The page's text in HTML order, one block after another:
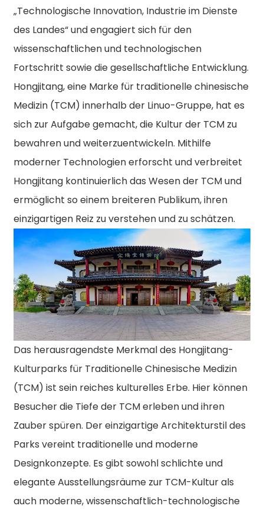
„Technologische Innovation, Industrie im Dienste
des Landes“ und engagiert sich für den
wissenschaftlichen und technologischen
Fortschritt sowie die gesellschaftliche Entwicklung.
Hongjitang, eine Marke für traditionelle chinesische
Medizin (TCM) innerhalb der Linuo-Gruppe, hat es
sich zur Aufgabe gemacht, die Kultur der TCM zu
bewahren und weiterzuentwickeln. Mithilfe
moderner Technologien erforscht und verbreitet
Hongjitang kontinuierlich das Wesen der TCM und
ermöglicht so einem breiteren Publikum, ihren
einzigartigen Reiz zu verstehen und zu schätzen.
Das herausragendste Merkmal des Hongjitang-
Kulturparks für Traditionelle Chinesische Medizin
(TCM) ist sein reiches kulturelles Erbe. Hier können
Besucher die Tiefe der TCM erleben und ihren
Zauber spüren. Der einzigartige Architekturstil des
Parks vereint traditionelle und moderne
Designkonzepte. Es gibt sowohl schlichte und
elegante Ausstellungsräume zur TCM-Kultur als
auch moderne, wissenschaftlich-technologische